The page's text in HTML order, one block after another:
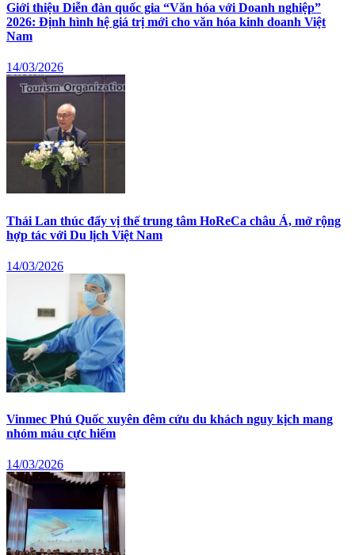
Giới thiệu Diễn đàn quốc gia “Văn hóa với Doanh nghiệp”
2026: Định hình hệ giá trị mới cho văn hóa kinh doanh Việt
Nam
14/03/2026
Thái Lan thúc đẩy vị thế trung tâm HoReCa châu Á, mở rộng
hợp tác với Du lịch Việt Nam
14/03/2026
Vinmec Phú Quốc xuyên đêm cứu du khách nguy kịch mang
nhóm máu cực hiếm
14/03/2026